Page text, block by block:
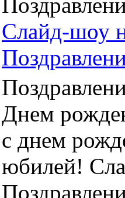
Слайд-шоу
Днем
с днем
юбилей!